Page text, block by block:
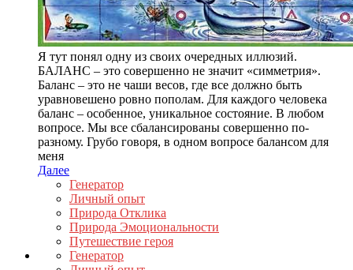
Я тут понял одну из своих очередных иллюзий.
БАЛАНС – это совершенно не значит «симметрия».
Баланс – это не чаши весов, где все должно быть
уравновешено ровно пополам. Для каждого человека
баланс – особенное, уникальное состояние. В любом
вопросе. Мы все сбалансированы совершенно по-
разному. Грубо говоря, в одном вопросе балансом для
меня
Далее
Генератор
Личный опыт
Природа Отклика
Природа Эмоциональности
Путешествие героя
Генератор